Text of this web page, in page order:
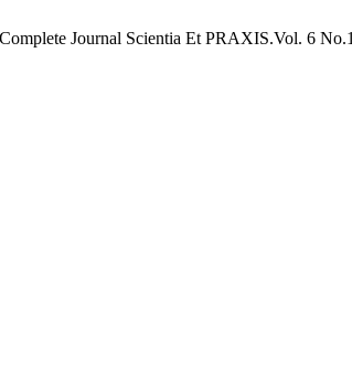
Journal Scientia Et PRAXIS.Vol. 6